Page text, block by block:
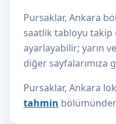
Pursaklar, Ankara
saatlik tabloyu takip
ayarlayabilir; yarın
diğer sayfalarımıza
Pursaklar, Ankara
tahmin